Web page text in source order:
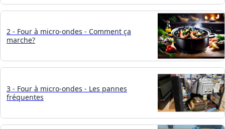
2 - Four à micro-ondes - Comment ça
marche?
3 - Four à micro-ondes - Les pannes
fréquentes